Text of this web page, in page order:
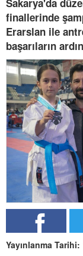
Sakarya'da
finallerinde
Erarslan ile
başarıların
Yayınlanma Tarihi: